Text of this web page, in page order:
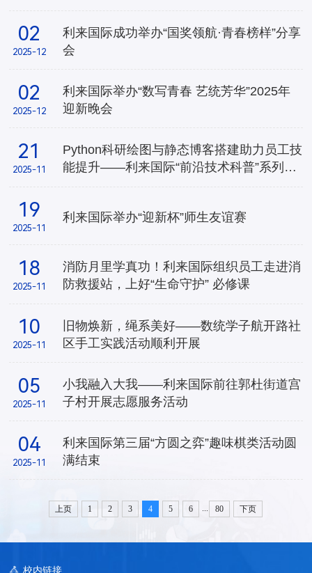
02
2025-12
利来国际成功举办“国奖领航·青春榜样”分享
会
02
2025-12
利来国际举办“数写青春 艺统芳华”2025年
迎新晚会
21
2025-11
Python科研绘图与静态博客搭建助力员工技
能提升——利来国际“前沿技术科普”系列讲
19
2025-11
​利来国际举办“迎新杯”师生友谊赛
18
2025-11
消防月里学真功！​利来国际组织员工走进消
防救援站，上好“生命守护” 必修课
10
2025-11
旧物焕新，绳系美好——数统学子航开路社
区手工实践活动顺利开展
05
2025-11
小我融入大我——利来国际前往郭杜街道宫
子村开展志愿服务活动
04
2025-11
利来国际第三届“方圆之弈”趣味棋类活动圆
满结束
上页 1 2 3 4 5 6 ... 80 下页
校内链接